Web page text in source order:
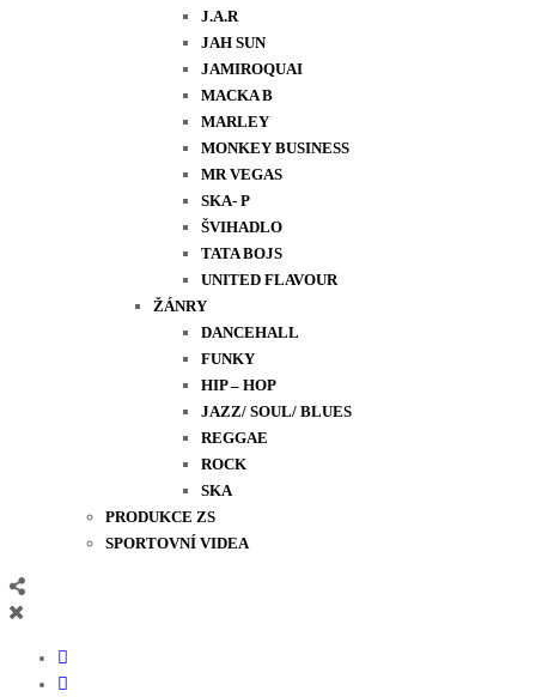
J.A.R
JAH SUN
JAMIROQUAI
MACKA B
MARLEY
MONKEY BUSINESS
MR VEGAS
SKA- P
ŠVIHADLO
TATA BOJS
UNITED FLAVOUR
ŽÁNRY
DANCEHALL
FUNKY
HIP – HOP
JAZZ/ SOUL/ BLUES
REGGAE
ROCK
SKA
PRODUKCE ZS
SPORTOVNÍ VIDEA